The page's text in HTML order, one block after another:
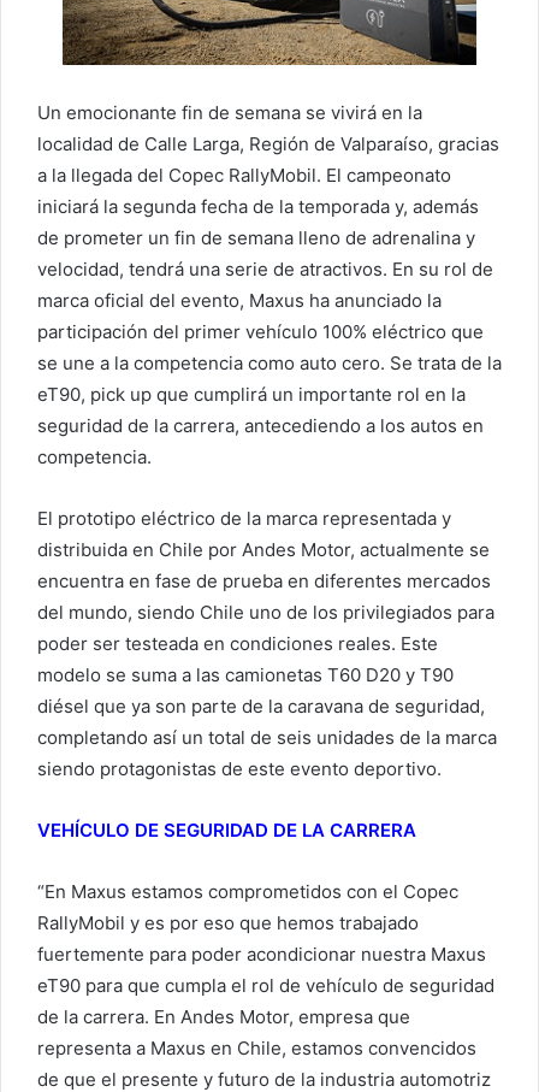
Un emocionante fin de semana se vivirá en la
localidad de Calle Larga, Región de Valparaíso, gracias
a la llegada del Copec RallyMobil. El campeonato
iniciará la segunda fecha de la temporada y, además
de prometer un fin de semana lleno de adrenalina y
velocidad, tendrá una serie de atractivos. En su rol de
marca oficial del evento, Maxus ha anunciado la
participación del primer vehículo 100% eléctrico que
se une a la competencia como auto cero. Se trata de la
eT90, pick up que cumplirá un importante rol en la
seguridad de la carrera, antecediendo a los autos en
competencia.
El prototipo eléctrico de la marca representada y
distribuida en Chile por Andes Motor, actualmente se
encuentra en fase de prueba en diferentes mercados
del mundo, siendo Chile uno de los privilegiados para
poder ser testeada en condiciones reales. Este
modelo se suma a las camionetas T60 D20 y T90
diésel que ya son parte de la caravana de seguridad,
completando así un total de seis unidades de la marca
siendo protagonistas de este evento deportivo.
VEHÍCULO DE SEGURIDAD DE LA CARRERA
“En Maxus estamos comprometidos con el Copec
RallyMobil y es por eso que hemos trabajado
fuertemente para poder acondicionar nuestra Maxus
eT90 para que cumpla el rol de vehículo de seguridad
de la carrera. En Andes Motor, empresa que
representa a Maxus en Chile, estamos convencidos
de que el presente y futuro de la industria automotriz